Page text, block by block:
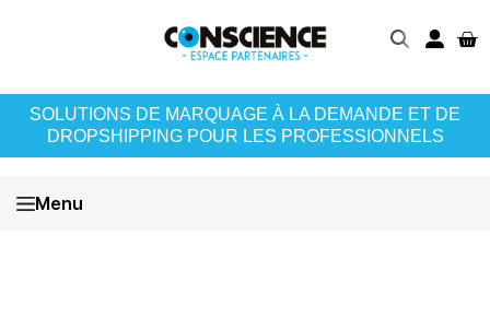
SOLUTIONS DE MARQUAGE À LA DEMANDE ET DE
DROPSHIPPING POUR LES PROFESSIONNELS
Menu